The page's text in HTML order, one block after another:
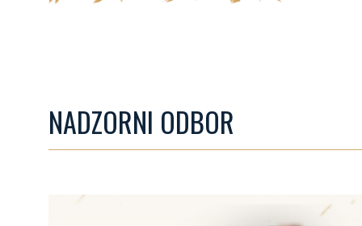
NADZORNI ODBOR